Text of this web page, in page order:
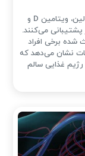
تخم‌مرغ منبع اقتصادی و متنوعی از پروتئین، کولین، ویتامین D و
می‌کنند.
شده ‌برخی افراد
نشان می‌دهد که
غذایی سالم